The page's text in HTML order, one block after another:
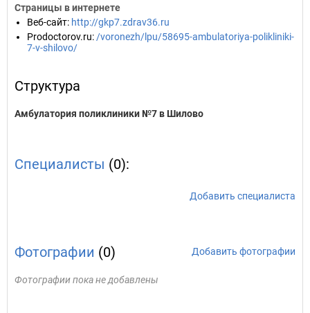
Страницы в интернете
Веб-сайт: http://gkp7.zdrav36.ru
Prodoctorov.ru: /voronezh/lpu/58695-ambulatoriya-polikliniki-
7-v-shilovo/
Структура
Амбулатория поликлиники №7 в Шилово
Специалисты (0):
Добавить специалиста
Фотографии (0) Добавить фотографии
Фотографии пока не добавлены